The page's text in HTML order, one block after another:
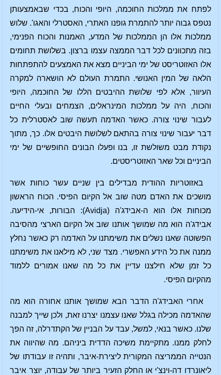
לפתח את ממלכות החוכמה, היופי והכוח, בכדי שבאמצעותן
נטפס גבוה יותר להתמרת גופנו האתרי, האסטרלי והאגו'. שלוש
ממלכות אלו הן הממלכות של המדע, האמנות והכוח הפנימי,
בזה מתכוונים לכל דבר הממצה עצמו ברצון. בשלושת תחומים
אלו האזוטריסט של ימי הביניים מצא את האמצעים להתפתחות
הלאה של המין האנושי. התמרת העולם לא הושארה למקרה
העיוור, אלא לפי שלושת ההיבטים הללו של החוכמה, היופי
והכוח, היה על ממלכות המינראלים, הצמחים ובעלי החיים
לעבור שינוי צורה. כאשר האדמה תעשה שוב לאסטרלית כל
דבר יעבור שינוי צורה בהתאם לשלושת היבטים אלו. כך, מתוך
נקודת מבט משולשת זו, בנו ופעלו הבונים החופשיים של ימי
הביניים וכל שאר האזוטריסטים.
באזוטריות ההודית מבדילים בין שניים עשר כוחות אשר
מושכים את האדם מטה שוב אל הקיום הפיסי. הכוח הראשון
מכוחות אלו הוא ה-אבידג'ה (Avidja): הבורות, אי-הידיעה.
אבידג'ה הוא מה שמושך אותנו שוב אל הקיום הארצי מהסיבה
הפשוטה שאנו נשלים את משימתנו על האדמה רק כאשר נחלץ
ממנה את כל הידע האפשרי. מצד שני, לא מילאנו את משימתנו
כל זמן שלא חילצנו עדיין את כל מה שאנו אמורים ללמוד
מהקיום הפיסי.
אחרי האבידג'ה הדבר הבא שמושך אותנו אחורה הוא מה
שהאדמה מכילה בגלל שאנו עצמנו יצרנו זאת, ולכן שייך למבנה
שלנו. כאשר בנאי, למשל, עבד על הבניין של הקתדרלה, זה הפך
לחלק ממנו. מתקיימת משיכה הדדית ביניהם. מה שהיווה את
הנטייה הממריצה המקורית ליצירת-איבר, ותהיה זו עבודתו של
ליאונרדו דה-וינצ'י או החלק הזעיר ביותר של עבודה, יוצר איבר